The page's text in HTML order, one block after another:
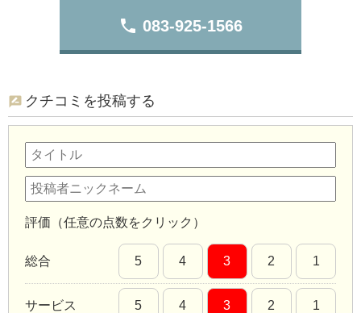
phone 083-925-1566
クチコミを投稿する
評価（任意の点数をクリック）
総合 5 4 3 2 1
サービス 5 4 3 2 1